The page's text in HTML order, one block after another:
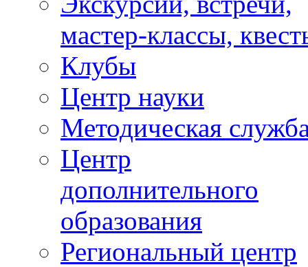
мастер-классы,
Клубы
Центр науки
Методическая
Центр
дополнительного
образования
Региональный центр